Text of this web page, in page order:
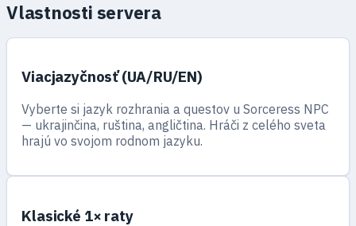
Vlastnosti servera
Viacjazyčnosť (UA/RU/EN)
Vyberte si jazyk rozhrania a questov u Sorceress NPC
— ukrajinčina, ruština, angličtina. Hráči z celého sveta
hrajú vo svojom rodnom jazyku.
Klasické 1× raty